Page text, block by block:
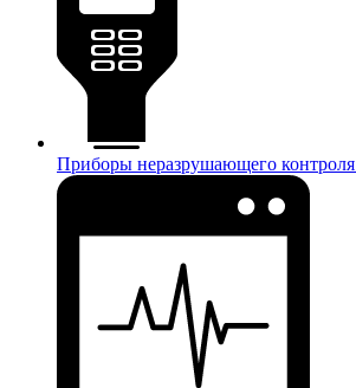
Приборы неразрушающего контроля